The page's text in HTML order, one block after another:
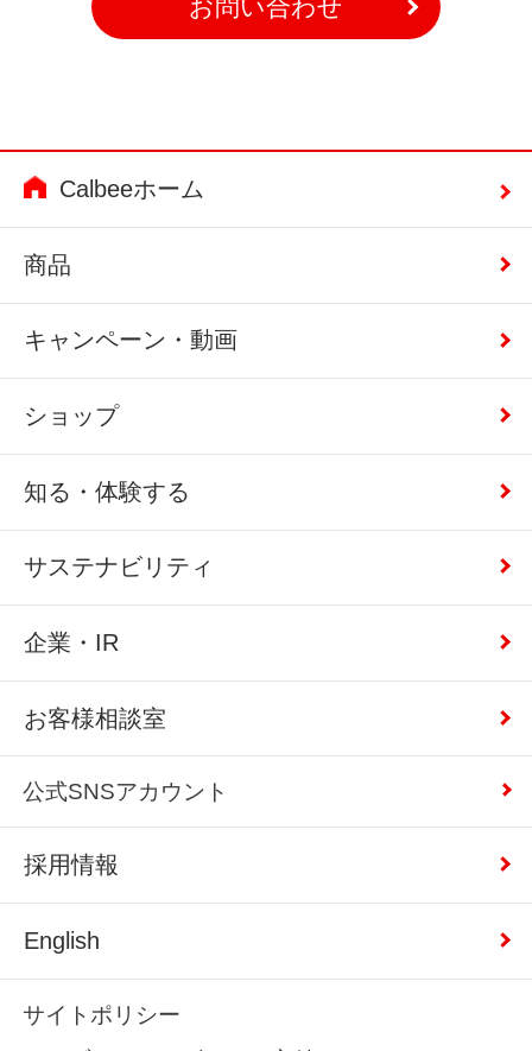
お問い合わせ
Calbeeホーム
商品
キャンペーン・動画
ショップ
知る・体験する
サステナビリティ
企業・IR
お客様相談室
公式SNSアカウント
採用情報
English
サイトポリシー